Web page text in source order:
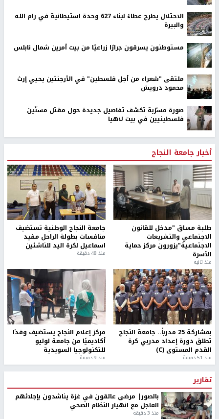
الاحتلال يطرح عطاءً لبناء 627 وحدة استيطانية في رام الله
والبيرة
مستوطنون يسرقون جرارًا زراعيًا من بيت أمرين شمال نابلس
ملتقى "شعراء من أجل فلسطين" في الأرجنتين يحيي إرث
محمود درويش
صورة مسرّبة تكشف تفاصيل جديدة حول مقتل مسنّين
فلسطينيين في بيت لاهيا
أخبار جامعة النجاح
طلبة مساق "مدخل للقانون
الاجتماعي والتشريعات
الاجتماعية"يزورون مركز حماية
الأسرة
منذ ثانية
جامعة النجاح الوطنية تستضيف
منافسات بطولة الراحل مفيد
اسماعيل لكرة اليد للناشئين
منذ 48 دقيقة
بمشاركة 25 مدرباً.. جامعة النجاح
تطلق دورة إعداد مدربي كرة
القدم المستوى (C)
منذ 51 دقيقة
مركز إعلام النجاح يستضيف وفدًا
أكاديميًا من جامعة لوليو
للتكنولوجيا السويدية
منذ 9 دقيقة
تقارير
بالصور| مرضى عالقون في غزة يناشدون بإجلائهم
العاجل مع انهيار النظام الصحي
منذ 3 دقيقة